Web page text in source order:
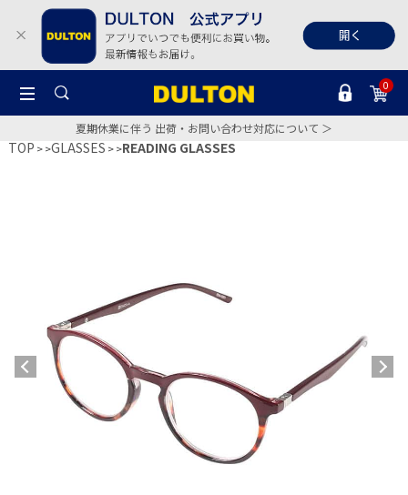
0
夏期休業に伴う 出荷・お問い合わせ対応について ＞
TOP >GLASSES >READING GLASSES